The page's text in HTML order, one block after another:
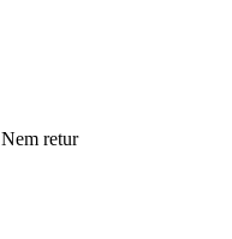
Nem retur